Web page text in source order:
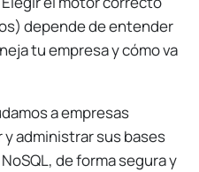
depende de entender
tu empresa y cómo va
a empresas
y administrar sus bases
de forma segura y